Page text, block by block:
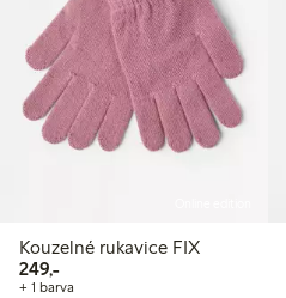
Kouzelné rukavice FIX
249,-249,00 Kč
+ 1 barva